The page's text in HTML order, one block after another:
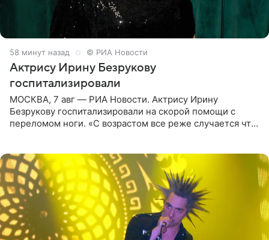
58 минут назад © РИА Новости
Актрису Ирину Безрукову
госпитализировали
МОСКВА, 7 авг — РИА Новости. Актрису Ирину
Безрукову госпитализировали на скорой помощи с
переломом ноги. «С возрастом все реже случается что-